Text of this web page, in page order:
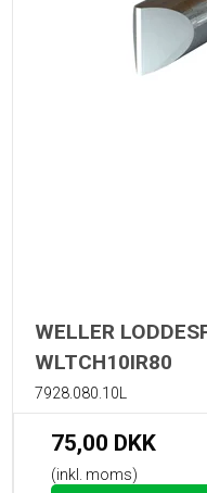
WELLER
WLTCH10IR80
7928.080.10L
75,00 DKK
(inkl. moms)